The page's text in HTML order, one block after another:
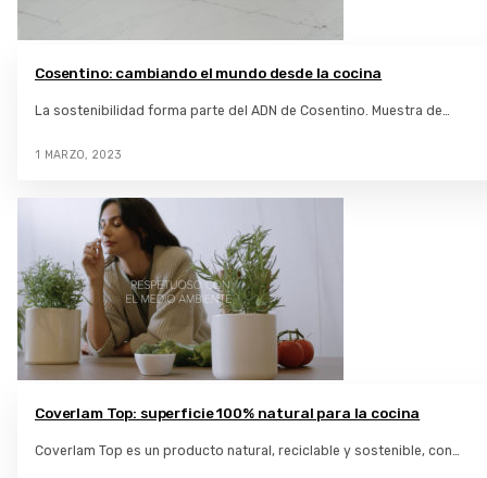
Cosentino: cambiando el mundo desde la cocina
La sostenibilidad forma parte del ADN de Cosentino. Muestra de…
1 MARZO, 2023
Coverlam Top: superficie 100% natural para la cocina
Coverlam Top es un producto natural, reciclable y sostenible, con…